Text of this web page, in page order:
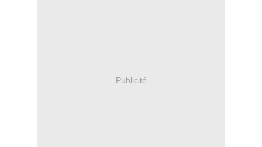
Publicité